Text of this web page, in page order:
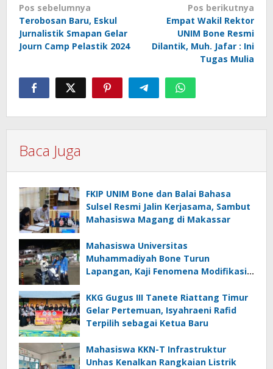
Navigasi
pos
Pos sebelumnya
Terobosan Baru, Eskul
Jurnalistik Smapan Gelar
Journ Camp Pelastik 2024
Pos berikutnya
Empat Wakil Rektor
UNIM Bone Resmi
Dilantik, Muh. Jafar : Ini
Tugas Mulia
Baca Juga
FKIP UNIM Bone dan Balai Bahasa
Sulsel Resmi Jalin Kerjasama, Sambut
Mahasiswa Magang di Makassar
Mahasiswa Universitas
Muhammadiyah Bone Turun
Lapangan, Kaji Fenomena Modifikasi
FOTOFOBIA
KKG Gugus III Tanete Riattang Timur
Gelar Pertemuan, Isyahraeni Rafid
Terpilih sebagai Ketua Baru
Mahasiswa KKN-T Infrastruktur
Unhas Kenalkan Rangkaian Listrik